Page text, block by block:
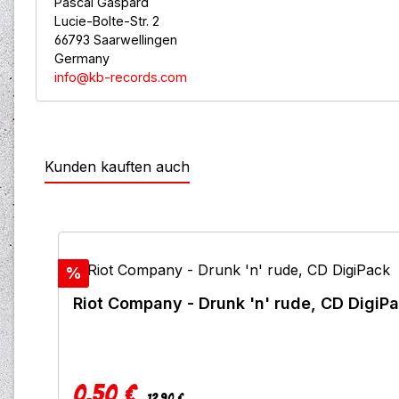
Lucie-Bolte-Str. 2
66793 Saarwellingen
Germany
info@kb-records.com
Kunden kauften auch
Rabatt
%
Riot Company - Drunk 'n' rude, CD
0,50 € Regulärer Preis: